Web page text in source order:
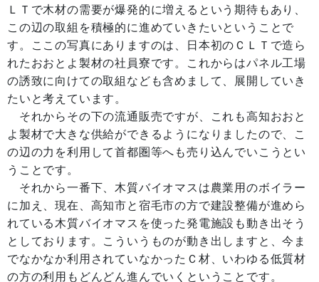
ＬＴで木材の需要が爆発的に増えるという期待もあり、
この辺の取組を積極的に進めていきたいということで
す。ここの写真にありますのは、日本初のＣＬＴで造ら
れたおおとよ製材の社員寮です。これからはパネル工場
の誘致に向けての取組なども含めまして、展開していき
たいと考えています。
それからその下の流通販売ですが、これも高知おおと
よ製材で大きな供給ができるようになりましたので、こ
の辺の力を利用して首都圏等へも売り込んでいこうとい
うことです。
それから一番下、木質バイオマスは農業用のボイラー
に加え、現在、高知市と宿毛市の方で建設整備が進めら
れている木質バイオマスを使った発電施設も動き出そう
としております。こういうものが動き出しますと、今ま
でなかなか利用されていなかったＣ材、いわゆる低質材
の方の利用もどんどん進んでいくということです。